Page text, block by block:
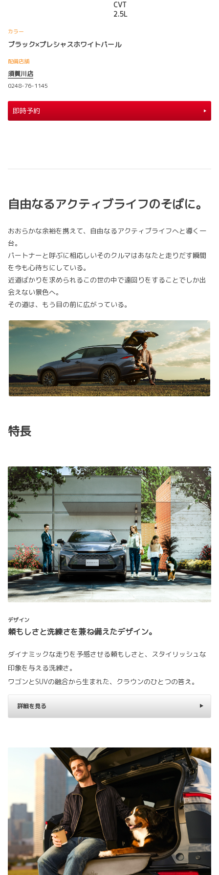
CVT
2.5L
カラー
ブラック×プレシャスホワイトパール
配備店舗
須賀川店
0248-76-1145
即時予約
自由なるアクティブライフのそばに。
おおらかな余裕を携えて、自由なるアクティブライフへと導く一
台。
パートナーと呼ぶに相応しいそのクルマはあなたと走りだす瞬間
を今も心待ちにしている。
近道ばかりを求められるこの世の中で遠回りをすることでしか出
会えない景色へ。
その道は、もう目の前に広がっている。
特長
デザイン
頼もしさと洗練さを兼ね備えたデザイン。
ダイナミックな走りを予感させる頼もしさと、スタイリッシュな
印象を与える洗練さ。
ワゴンとSUVの融合から生まれた、クラウンのひとつの答え。
詳細を見る